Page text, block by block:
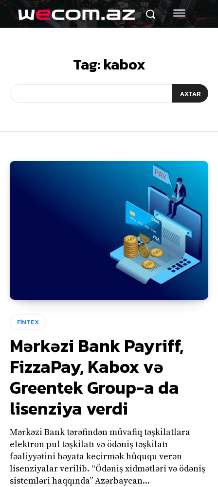
Tag: kabox
AXTAR
FİNTEX
Mərkəzi Bank Payriff,
FizzaPay, Kabox və
Greentek Group-a da
lisenziya verdi
Mərkəzi Bank tərəfindən müvafiq təşkilatlara
elektron pul təşkilatı və ödəniş təşkilatı
fəaliyyətini həyata keçirmək hüququ verən
lisenziyalar verilib. “Ödəniş xidmətləri və ödəniş
sistemləri haqqında” Azərbaycan...